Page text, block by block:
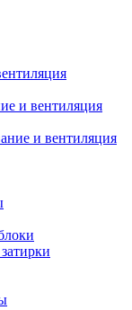
и вентиляция
и вентиляция